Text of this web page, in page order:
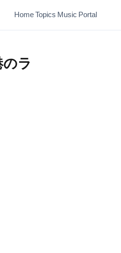
HomeTopics Music Portal
ラ